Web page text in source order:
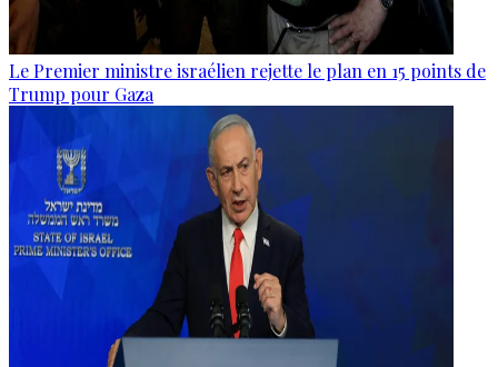
Le Premier ministre israélien rejette le plan en 15 points de
Trump pour Gaza